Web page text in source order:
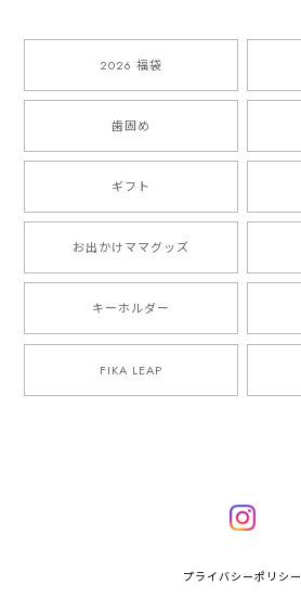
2026 福袋
歯固め
ギフト
お出かけママグッズ
キーホルダー
FIKA LEAP
プライバシーポリシー